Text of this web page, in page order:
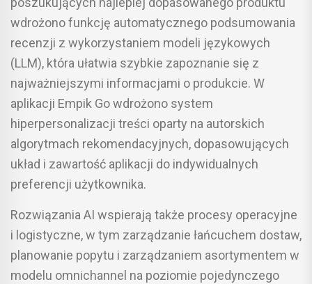
wdrożono funkcję automatycznego podsumowania
recenzji z wykorzystaniem modeli językowych
(LLM), która ułatwia szybkie zapoznanie się z
najważniejszymi informacjami o produkcie. W
aplikacji Empik Go wdrożono system
hiperpersonalizacji treści oparty na autorskich
algorytmach rekomendacyjnych, dopasowujących
układ i zawartość aplikacji do indywidualnych
preferencji użytkownika.
Rozwiązania AI wspierają także procesy operacyjne
i logistyczne, w tym zarządzanie łańcuchem dostaw,
planowanie popytu i zarządzaniem asortymentem w
modelu omnichannel na poziomie pojedynczego